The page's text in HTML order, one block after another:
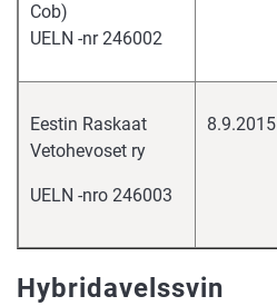
Cob)
UELN -nr 246002
Eestin Raskaat
Vetohevoset ry
UELN -nro 246003
8.9.2015
Hybridavelssvin